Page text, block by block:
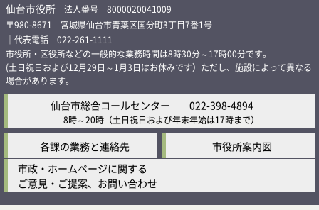
仙台市役所 法人番号 8000020041009
〒980-8671 宮城県仙台市青葉区国分町3丁目7番1号
｜代表電話 022-261-1111
市役所・区役所などの一般的な業務時間は8時30分～17時00分です。
(土日祝日および12月29日～1月3日はお休みです）ただし、施設によって異なる
場合があります。
仙台市総合コールセンター 022-398-4894
8時～20時 （土日祝日および年末年始は17時まで）
各課の業務と連絡先
市役所案内図
市政・ホームページに関する
ご意見・ご提案、お問い合わせ